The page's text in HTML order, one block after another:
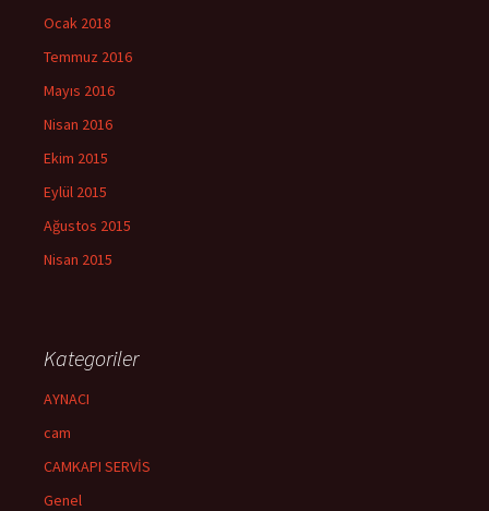
Ocak 2018
Temmuz 2016
Mayıs 2016
Nisan 2016
Ekim 2015
Eylül 2015
Ağustos 2015
Nisan 2015
Kategoriler
AYNACI
cam
CAMKAPI SERVİS
Genel